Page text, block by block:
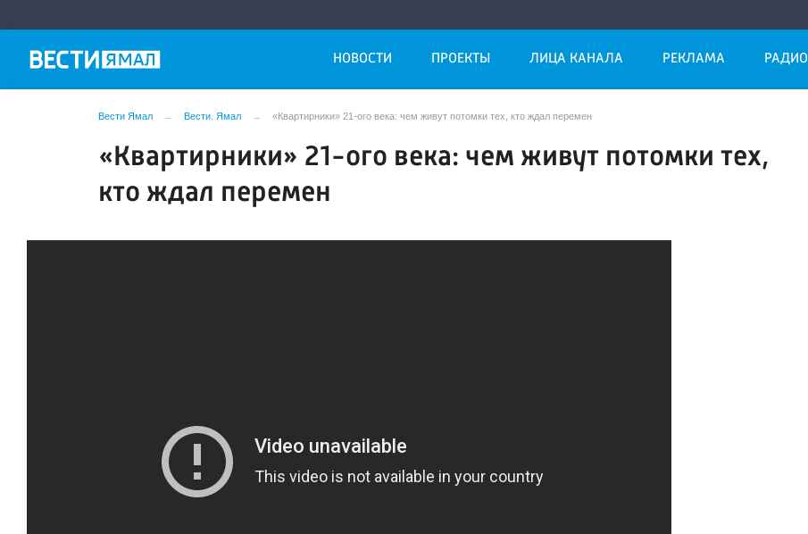
НОВОСТИ ПРОЕКТЫ ЛИЦА КАНАЛА РЕКЛАМА РАДИО
Вести Ямал Вести. Ямал «Квартирники» 21-ого века: чем живут потомки тех, кто ждал перемен
«Квартирники» 21-ого века: чем живут потомки тех,
кто ждал перемен